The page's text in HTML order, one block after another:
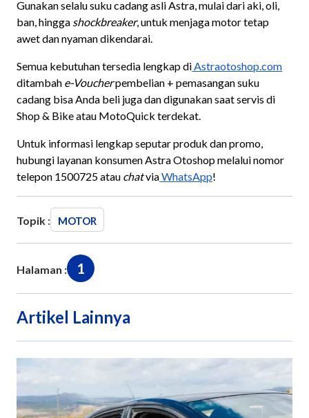
Gunakan selalu suku cadang asli Astra, mulai dari aki, oli,
ban, hingga shockbreaker, untuk menjaga motor tetap
awet dan nyaman dikendarai.
Semua kebutuhan tersedia lengkap di Astraotoshop.com
ditambah e-Voucherpembelian + pemasangan suku
cadang bisa Anda beli juga dan digunakan saat servis di
Shop & Bike atau MotoQuick terdekat.
Untuk informasi lengkap seputar produk dan promo,
hubungi layanan konsumen Astra Otoshop melalui nomor
telepon 1500725 atau chatviaWhatsApp!
Topik : MOTOR
Halaman : 1
Artikel Lainnya